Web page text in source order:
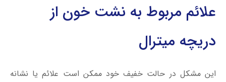
علائم مربوط به نشت خون از
دریچه میترال
این مشکل در حالت خفیف خود ممکن است علائم یا نشانه